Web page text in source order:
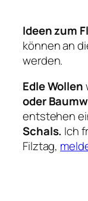
Ideen zum
können an
werden.
Edle Wollen
oder
entstehen
Schals. Ich
Filztag,